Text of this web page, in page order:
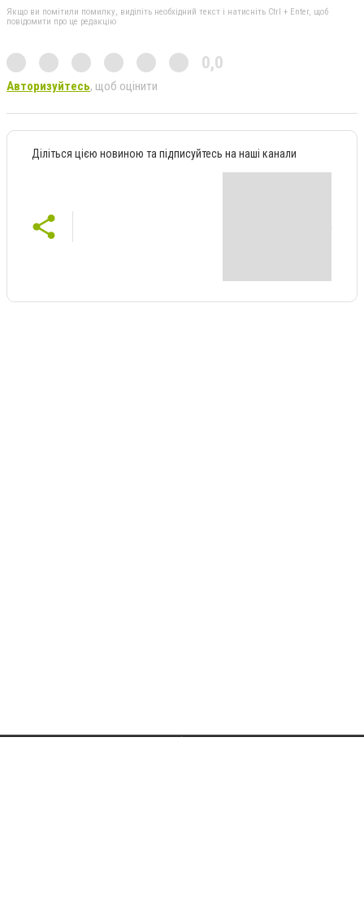
Якщо ви помітили помилку, виділіть необхідний текст і натисніть Ctrl + Enter, щоб
повідомити про це редакцію
0,0
Авторизуйтесь, щоб оцінити
Діліться цією новиною та підписуйтесь на наші канали